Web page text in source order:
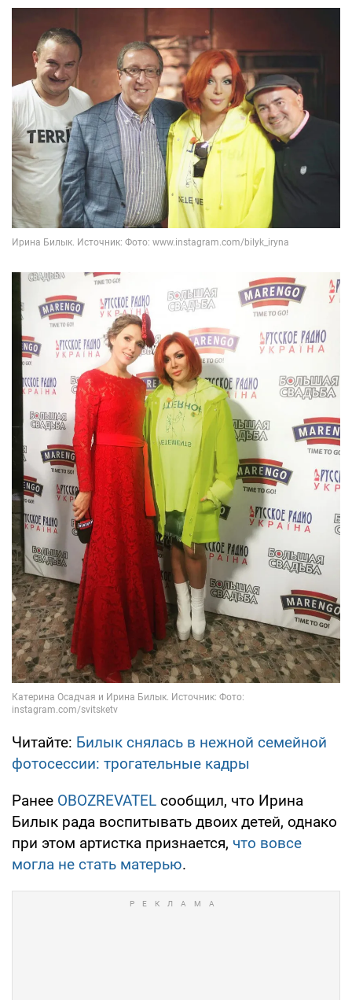
Читайте: Билык снялась в нежной семейной
фотосессии: трогательные кадры
Ранее OBOZREVATEL сообщил, что Ирина
Билык рада воспитывать двоих детей, однако
при этом артистка признается, что вовсе
могла не стать матерью.